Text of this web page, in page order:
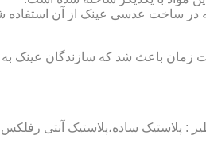
شیشه اولین و ابندایی ترین ماده ای که در ساخت عدسی
باعث شد که سازندگان عینک به